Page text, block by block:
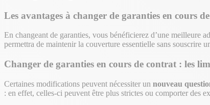
Les avantages à changer de garanties en cours
En changeant de garanties, vous bénéficierez d’une meilleure
permettra de maintenir la couverture essentielle sans souscrire
Changer de garanties en cours de contrat : les
Certaines modifications peuvent nécessiter un nouveau
: en effet, celles-ci peuvent être plus strictes ou comporter des